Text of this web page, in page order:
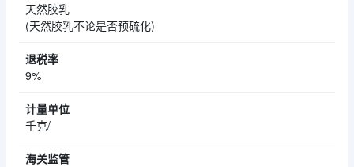
天然胶乳
(天然胶乳不论是否预硫化)
9%
千克/